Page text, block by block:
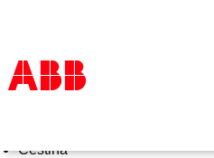
Products & Solutions
Čeština